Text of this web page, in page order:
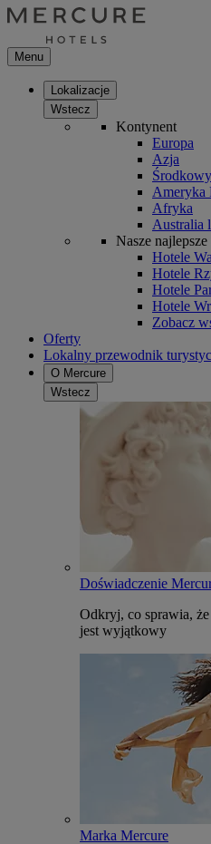
Menu
Lokalizacje
Wstecz
Kontynent
Europa
Azja
Ameryka
Afryka
Australia
Nasze
Hotele
Hotele
Hotele
Hotele
Zobacz
Oferty
Lokalny przewodnik
O Mercure
Wstecz
Doświadczenie
Odkryj, co sprawia,
jest wyjątkowy
Marka Mercure